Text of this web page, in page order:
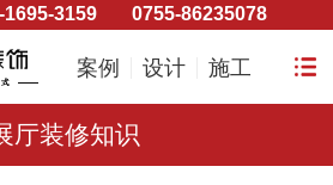
1695-3159 0755-86235078
案例 设计 施工
厅装修知识